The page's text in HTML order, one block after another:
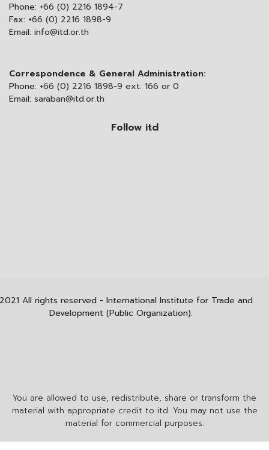
Phone: +66 (0) 2216 1894-7
Fax: +66 (0) 2216 1898-9
Email: info@itd.or.th
Correspondence & General Administration:
Phone: +66 (0) 2216 1898-9 ext. 166 or 0
Email: saraban@itd.or.th
Follow itd
You are allowed to use, redistribute, share or transform the
material with appropriate credit to itd. You may not use the
material for commercial purposes.
All rights reserved - International Institute for Trade and
Development (Public Organization).